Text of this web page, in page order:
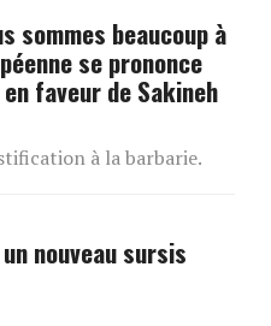
sommes beaucoup à
se prononce
faveur de Sakineh
à la barbarie.
nouveau sursis